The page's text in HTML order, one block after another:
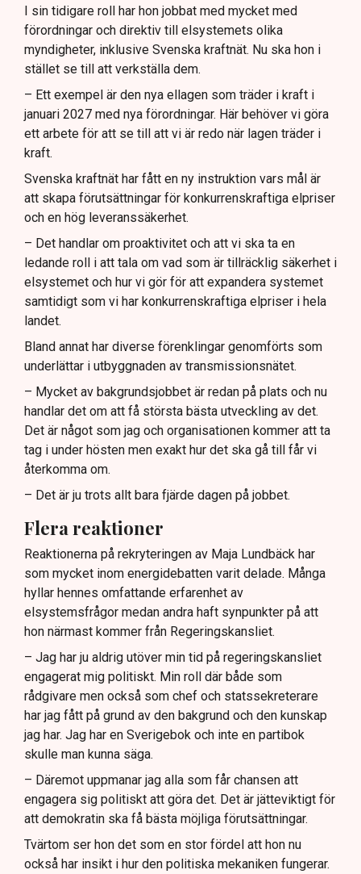
I sin tidigare roll har hon jobbat med mycket med
förordningar och direktiv till elsystemets olika
myndigheter, inklusive Svenska kraftnät. Nu ska hon i
stället se till att verkställa dem.
– Ett exempel är den nya ellagen som träder i kraft i
januari 2027 med nya förordningar. Här behöver vi göra
ett arbete för att se till att vi är redo när lagen träder i
kraft.
Svenska kraftnät har fått en ny instruktion vars mål är
att skapa förutsättningar för konkurrenskraftiga elpriser
och en hög leveranssäkerhet.
– Det handlar om proaktivitet och att vi ska ta en
ledande roll i att tala om vad som är tillräcklig säkerhet i
elsystemet och hur vi gör för att expandera systemet
samtidigt som vi har konkurrenskraftiga elpriser i hela
landet.
Bland annat har diverse förenklingar genomförts som
underlättar i utbyggnaden av transmissionsnätet.
– Mycket av bakgrundsjobbet är redan på plats och nu
handlar det om att få största bästa utveckling av det.
Det är något som jag och organisationen kommer att ta
tag i under hösten men exakt hur det ska gå till får vi
återkomma om.
– Det är ju trots allt bara fjärde dagen på jobbet.
Flera reaktioner
Reaktionerna på rekryteringen av Maja Lundbäck har
som mycket inom energidebatten varit delade. Många
hyllar hennes omfattande erfarenhet av
elsystemsfrågor medan andra haft synpunkter på att
hon närmast kommer från Regeringskansliet.
– Jag har ju aldrig utöver min tid på regeringskansliet
engagerat mig politiskt. Min roll där både som
rådgivare men också som chef och statssekreterare
har jag fått på grund av den bakgrund och den kunskap
jag har. Jag har en Sverigebok och inte en partibok
skulle man kunna säga.
– Däremot uppmanar jag alla som får chansen att
engagera sig politiskt att göra det. Det är jätteviktigt för
att demokratin ska få bästa möjliga förutsättningar.
Tvärtom ser hon det som en stor fördel att hon nu
också har insikt i hur den politiska mekaniken fungerar.